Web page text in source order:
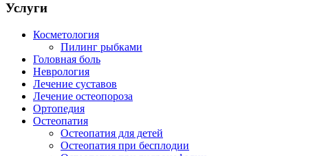
Услуги
Косметология
Пилинг рыбками
Головная боль
Неврология
Лечение суставов
Лечение остеопороза
Ортопедия
Остеопатия
Остеопатия для детей
Остеопатия при бесплодии